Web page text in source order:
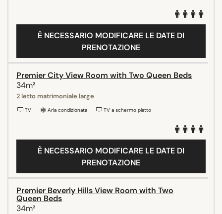
È NECESSARIO MODIFICARE LE DATE DI
PRENOTAZIONE
Premier City View Room with Two Queen Beds
34m²
2 letto matrimoniale large
TV Aria condizionata TV a schermo piatto
È NECESSARIO MODIFICARE LE DATE DI
PRENOTAZIONE
Premier Beverly Hills View Room with Two
Queen Beds
34m²